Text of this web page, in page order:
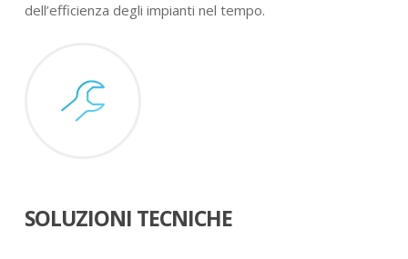
dell’efficienza degli impianti nel tempo.
SOLUZIONI TECNICHE